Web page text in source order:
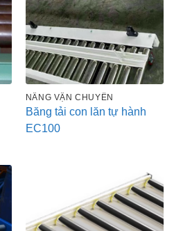
NÂNG VẬN CHUYỂN
Băng tải con lăn tự hành
EC100